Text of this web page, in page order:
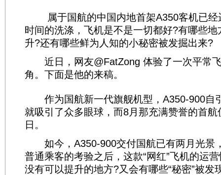
属于国航的中国内地首架A350客机已经
时间的洗涤，飞机是不是一切都好?有哪些
升?还有哪些鲜为人知的小秘密被发掘出来?
近日，网友@FatZong 体验了一次平常
角。下面是他的来稿。
作为国航新一代旗舰机型，A350-900自
就吸引了众多眼球，而8月那充满赞誉的首
日。
如今，A350-900交付国航已有两月光景
普通乘客的考验之后，这款“网红”飞机的运
没有可以提升的地方?又会有哪些“秘密”被发